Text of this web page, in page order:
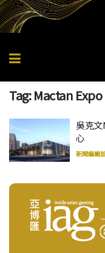
Tag:Mactan Expo
吳克
心
新聞編輯